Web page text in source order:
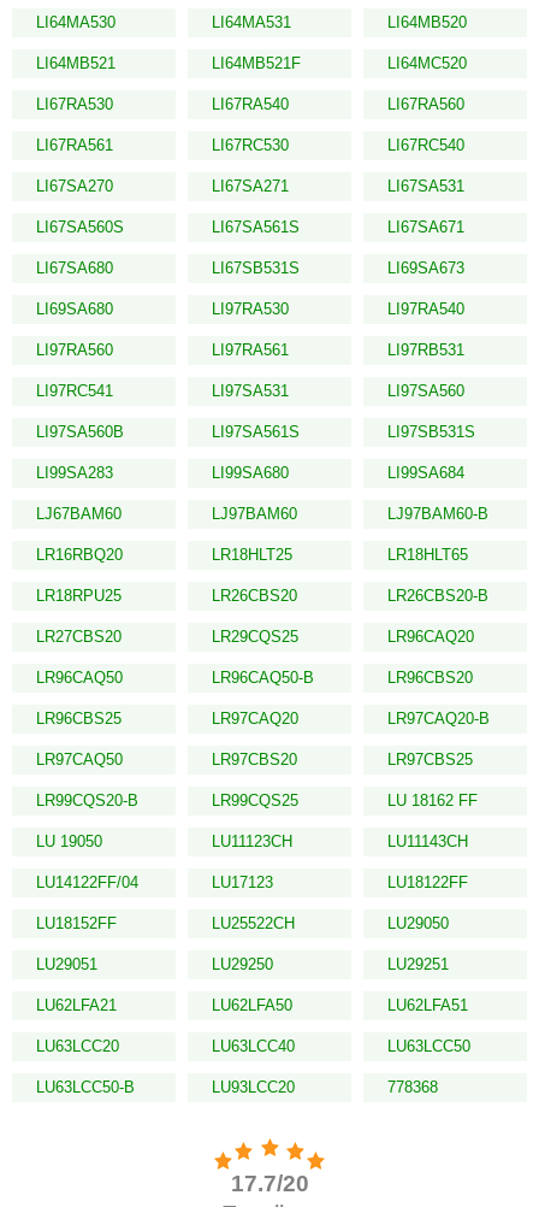
LI64MA530 LI64MA531 LI64MB520
LI64MB521 LI64MB521F LI64MC520
LI67RA530 LI67RA540 LI67RA560
LI67RA561 LI67RC530 LI67RC540
LI67SA270 LI67SA271 LI67SA531
LI67SA560S LI67SA561S LI67SA671
LI67SA680 LI67SB531S LI69SA673
LI69SA680 LI97RA530 LI97RA540
LI97RA560 LI97RA561 LI97RB531
LI97RC541 LI97SA531 LI97SA560
LI97SA560B LI97SA561S LI97SB531S
LI99SA283 LI99SA680 LI99SA684
LJ67BAM60 LJ97BAM60 LJ97BAM60-B
LR16RBQ20 LR18HLT25 LR18HLT65
LR18RPU25 LR26CBS20 LR26CBS20-B
LR27CBS20 LR29CQS25 LR96CAQ20
LR96CAQ50 LR96CAQ50-B LR96CBS20
LR96CBS25 LR97CAQ20 LR97CAQ20-B
LR97CAQ50 LR97CBS20 LR97CBS25
LR99CQS20-B LR99CQS25 LU 18162 FF
LU 19050 LU11123CH LU11143CH
LU14122FF/04 LU17123 LU18122FF
LU18152FF LU25522CH LU29050
LU29051 LU29250 LU29251
LU62LFA21 LU62LFA50 LU62LFA51
LU63LCC20 LU63LCC40 LU63LCC50
LU63LCC50-B LU93LCC20 778368